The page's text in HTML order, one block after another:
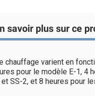
savoir plus sur ce
chauffage varient en
pour le modèle E-1, 4
SS-2, et 8 heures pour